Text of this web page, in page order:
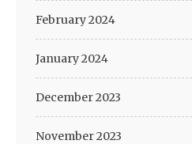
February 2024
January 2024
December 2023
November 2023